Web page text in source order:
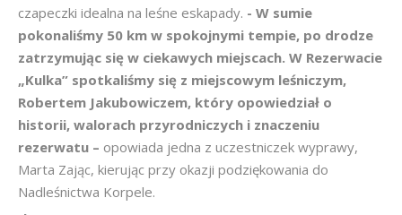
czapeczki idealna na leśne eskapady. - W sumie
pokonaliśmy 50 km w spokojnymi tempie, po drodze
zatrzymując się w ciekawych miejscach. W Rezerwacie
„Kulka” spotkaliśmy się z miejscowym leśniczym,
Robertem Jakubowiczem, który opowiedział o
historii, walorach przyrodniczych i znaczeniu
rezerwatu – opowiada jedna z uczestniczek wyprawy,
Marta Zając, kierując przy okazji podziękowania do
Nadleśnictwa Korpele.